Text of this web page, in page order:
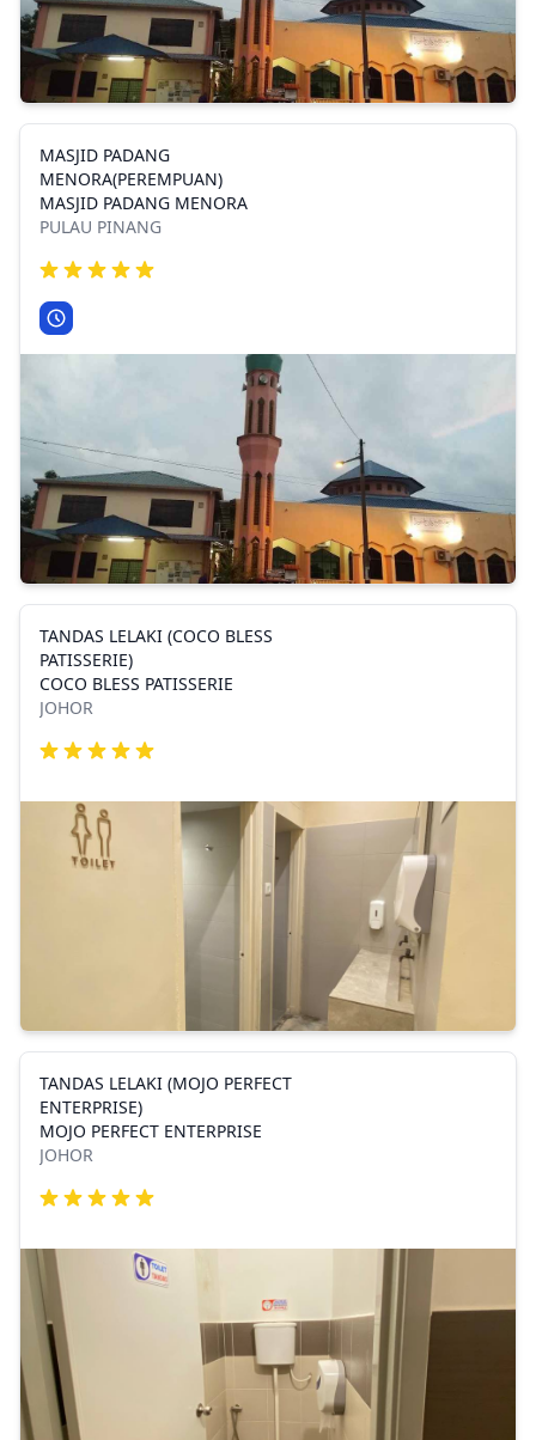
MASJID PADANG
MENORA(PEREMPUAN)
MASJID PADANG MENORA
PULAU PINANG
TANDAS LELAKI (COCO BLESS
PATISSERIE)
COCO BLESS PATISSERIE
JOHOR
TANDAS LELAKI (MOJO PERFECT
ENTERPRISE)
MOJO PERFECT ENTERPRISE
JOHOR